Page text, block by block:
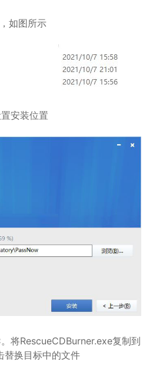
如图所示
安装位置
将RescueCDBurner.exe复制到
替换目标中的文件